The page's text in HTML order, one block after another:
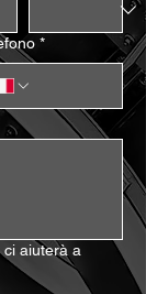
*
aiuterà a